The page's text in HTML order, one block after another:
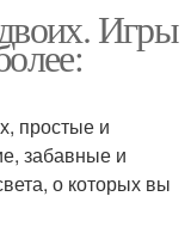
Игры
простые и
забавные и
о которых вы